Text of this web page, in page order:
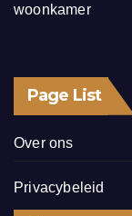
woonkamer
Page List
Over ons
Privacybeleid